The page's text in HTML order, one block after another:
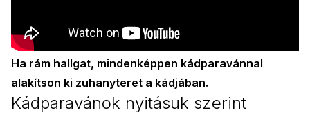
Ha rám hallgat, mindenképpen kádparavánnal
alakítson ki zuhanyteret a kádjában.
Kádparavánok nyitásuk szerint